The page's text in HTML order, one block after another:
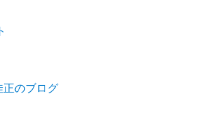
のブログ